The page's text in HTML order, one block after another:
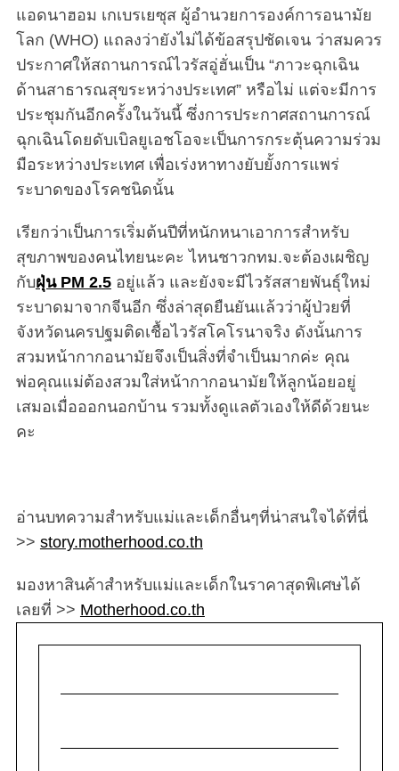
แอดนาฮอม เกเบรเยซุส ผู้อำนวยการองค์การอนามัย
โลก (WHO) แถลงว่ายังไม่ได้ข้อสรุปชัดเจน ว่าสมควร
ประกาศให้สถานการณ์ไวรัสอู่ฮั่นเป็น “ภาวะฉุกเฉิน
ด้านสาธารณสุขระหว่างประเทศ” หรือไม่ แต่จะมีการ
ประชุมกันอีกครั้งในวันนี้ ซึ่งการประกาศสถานการณ์
ฉุกเฉินโดยดับเบิลยูเอชโอจะเป็นการกระตุ้นความร่วม
มือระหว่างประเทศ เพื่อเร่งหาทางยับยั้งการแพร่
ระบาดของโรคชนิดนั้น
เรียกว่าเป็นการเริ่มต้นปีที่หนักหนาเอาการสำหรับ
สุขภาพของคนไทยนะคะ ไหนชาวกทม.จะต้องเผชิญ
กับฝุ่น PM 2.5อยู่แล้ว และยังจะมีไวรัสสายพันธุ์ใหม่
ระบาดมาจากจีนอีก ซึ่งล่าสุดยืนยันแล้วว่าผู้ป่วยที่
จังหวัดนครปฐมติดเชื้อไวรัสโคโรนาจริง ดังนั้นการ
สวมหน้ากากอนามัยจึงเป็นสิ่งที่จำเป็นมากค่ะ คุณ
พ่อคุณแม่ต้องสวมใส่หน้ากากอนามัยให้ลูกน้อยอยู่
เสมอเมื่อออกนอกบ้าน รวมทั้งดูแลตัวเองให้ดีด้วยนะ
คะ
อ่านบทความสำหรับแม่และเด็กอื่นๆที่น่าสนใจได้ที่นี่
>> story.motherhood.co.th
มองหาสินค้าสำหรับแม่และเด็กในราคาสุดพิเศษได้
เลยที่ >> Motherhood.co.th